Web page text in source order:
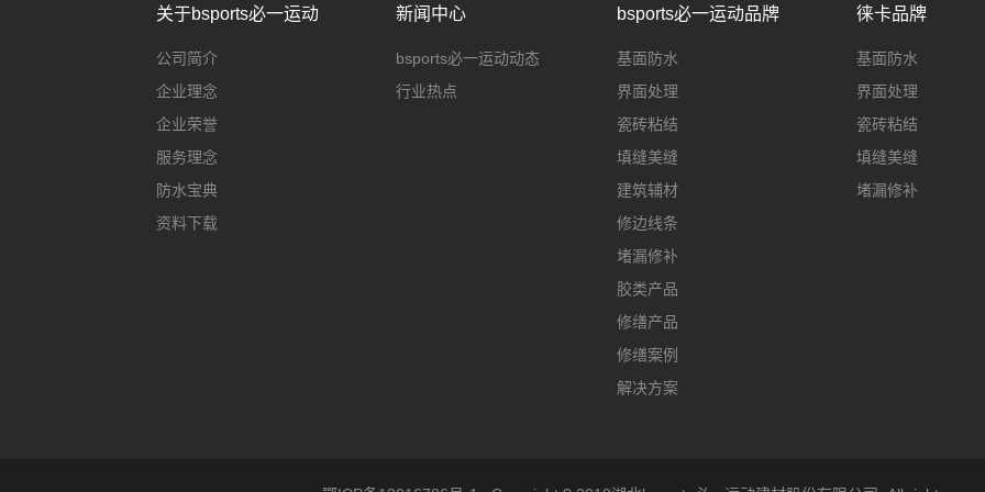
关于bsports必一运动
公司简介
企业理念
企业荣誉
服务理念
防水宝典
资料下载
新闻中心
bsports必一运动动态
行业热点
bsports必一运动品牌
基面防水
界面处理
瓷砖粘结
填缝美缝
建筑辅材
修边线条
堵漏修补
胶类产品
修缮产品
修缮案例
解决方案
徕卡品牌
基面防水
界面处理
瓷砖粘结
填缝美缝
堵漏修补